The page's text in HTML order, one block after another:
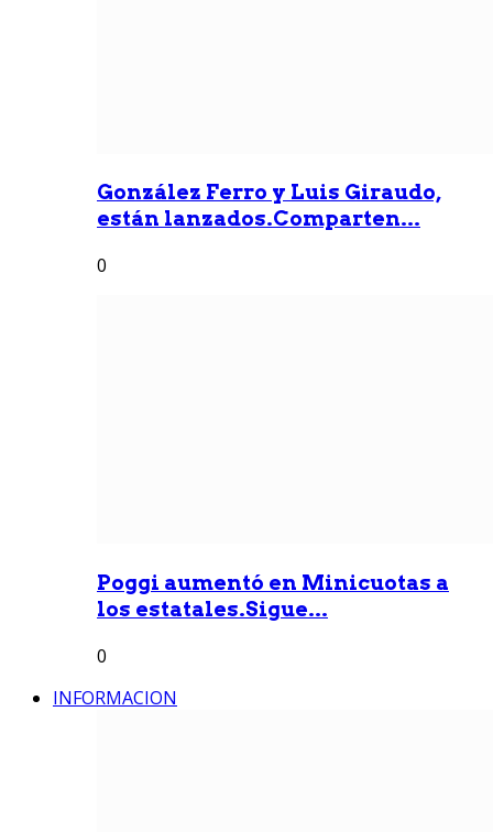
González Ferro y Luis Giraudo,
están lanzados.Comparten...
0
Poggi aumentó en Minicuotas a
los estatales.Sigue...
0
INFORMACION